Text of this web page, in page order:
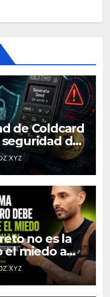
de Coldcard
de
de
no es la
el miedo a